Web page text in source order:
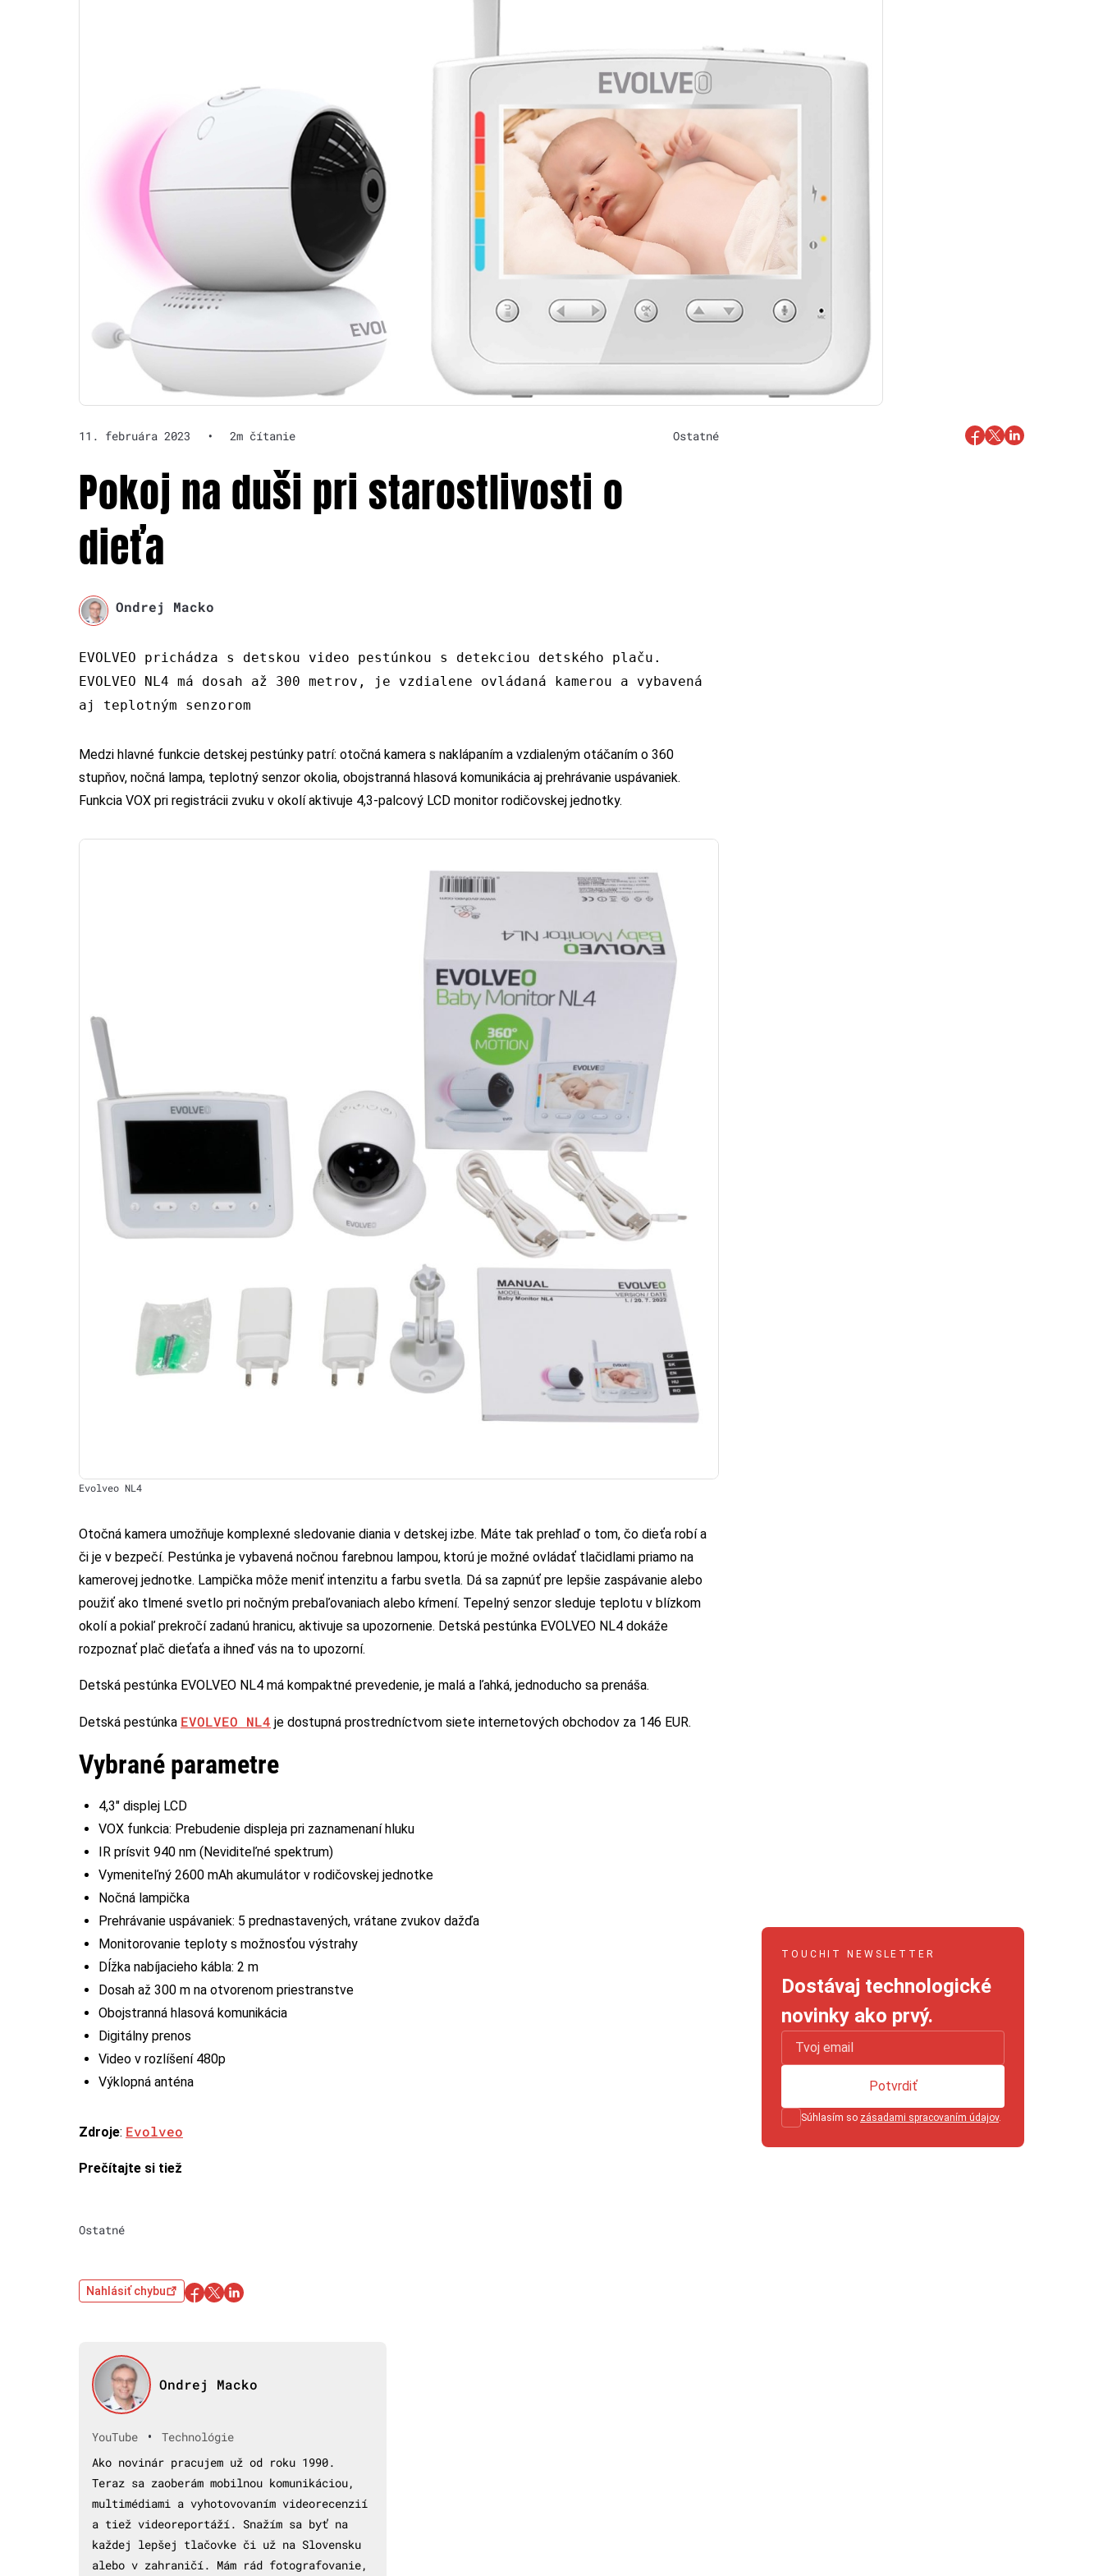
11. februára 2023 • 2m čítanie Ostatné
Pokoj na duši pri starostlivosti o
dieťa
Ondrej Macko
EVOLVEO prichádza s detskou video pestúnkou s detekciou detského plaču.
EVOLVEO NL4 má dosah až 300 metrov, je vzdialene ovládaná kamerou a vybavená
aj teplotným senzorom
Medzi hlavné funkcie detskej pestúnky patrí: otočná kamera s naklápaním a vzdialeným otáčaním o 360
stupňov, nočná lampa, teplotný senzor okolia, obojstranná hlasová komunikácia aj prehrávanie uspávaniek.
Funkcia VOX pri registrácii zvuku v okolí aktivuje 4,3-palcový LCD monitor rodičovskej jednotky.
Evolveo NL4
Otočná kamera umožňuje komplexné sledovanie diania v detskej izbe. Máte tak prehlaď o tom, čo dieťa robí a
či je v bezpečí. Pestúnka je vybavená nočnou farebnou lampou, ktorú je možné ovládať tlačidlami priamo na
kamerovej jednotke. Lampička môže meniť intenzitu a farbu svetla. Dá sa zapnúť pre lepšie zaspávanie alebo
použiť ako tlmené svetlo pri nočným prebaľovaniach alebo kŕmení. Tepelný senzor sleduje teplotu v blízkom
okolí a pokiaľ prekročí zadanú hranicu, aktivuje sa upozornenie. Detská pestúnka EVOLVEO NL4 dokáže
rozpoznať plač dieťaťa a ihneď vás na to upozorní.
Detská pestúnka EVOLVEO NL4 má kompaktné prevedenie, je malá a ľahká, jednoducho sa prenáša.
Detská pestúnka EVOLVEO NL4 je dostupná prostredníctvom siete internetových obchodov za 146 EUR.
Vybrané parametre
4,3″ displej LCD
VOX funkcia: Prebudenie displeja pri zaznamenaní hluku
IR prísvit 940 nm (Neviditeľné spektrum)
Vymeniteľný 2600 mAh akumulátor v rodičovskej jednotke
Nočná lampička
Prehrávanie uspávaniek: 5 prednastavených, vrátane zvukov dažďa
Monitorovanie teploty s možnosťou výstrahy
Dĺžka nabíjacieho kábla: 2 m
Dosah až 300 m na otvorenom priestranstve
Obojstranná hlasová komunikácia
Digitálny prenos
Video v rozlíšení 480p
Výklopná anténa
Zdroje: Evolveo
Prečítajte si tiež
Ostatné
Nahlásiť chybu
Ondrej Macko
YouTube •
Technológie
Ako novinár pracujem už od roku 1990.
Teraz sa zaoberám mobilnou komunikáciou,
multimédiami a vyhotovovaním videorecenzií
a tiež videoreportáží. Snažím sa byť na
každej lepšej tlačovke či už na Slovensku
alebo v zahraničí. Mám rád fotografovanie,
TOUCHIT NEWSLETTER
Dostávaj technologické
novinky ako prvý.
Súhlasím so zásadami spracovaním údajov.
Potvrdiť